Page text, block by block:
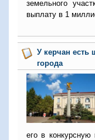
земельного
выплату в 1
У керчан есть
города
его в